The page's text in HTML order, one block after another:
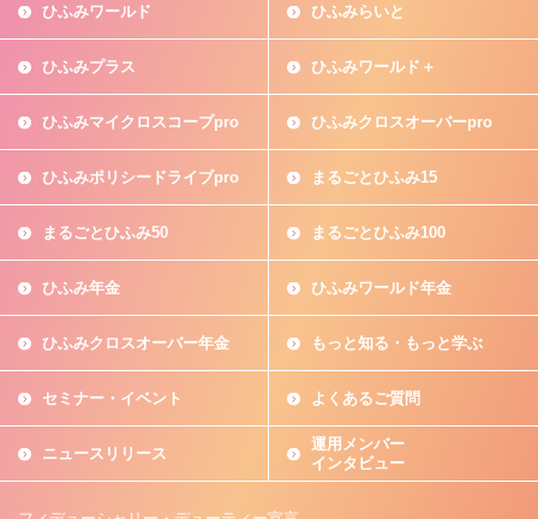
ひふみワールド ひふみらいと
ひふみプラス ひふみワールド＋
ひふみマイクロスコープpro ひふみクロスオーバーpro
ひふみポリシードライブpro まるごとひふみ15
まるごとひふみ50 まるごとひふみ100
ひふみ年金 ひふみワールド年金
ひふみクロスオーバー年金 もっと知る・もっと学ぶ
セミナー・イベント よくあるご質問
ニュースリリース
運用メンバー
インタビュー